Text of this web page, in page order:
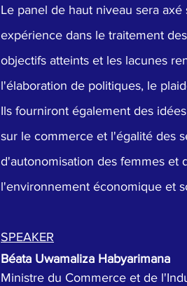
Le panel de haut niveau sera
expérience dans le traitement
objectifs atteints et les lacunes
l'élaboration de politiques, le
Ils fourniront également des
sur le commerce et l'égalité des
d'autonomisation des femmes et
l'environnement économique et
SPEAKER
Béata Uwamaliza Habyarimana
Ministre du Commerce et de